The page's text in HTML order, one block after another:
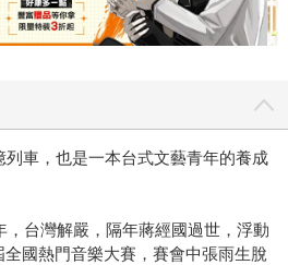
車，也是一本台式文藝青年的養成
，台灣解嚴，隔年蔣經國過世，浮動
國熱門音樂大賽，賽會中張雨生脫